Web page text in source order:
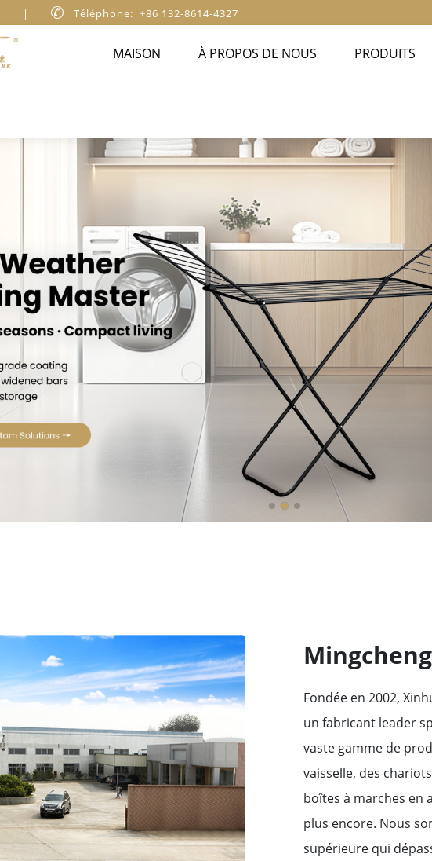
|  Téléphone: +86 132-8614-4327
MAISON À PROPOS DE NOUS PRODUITS
Fondée en 2002,
un fabricant leader
vaste gamme de
vaisselle, des
boîtes à marches en
plus encore. Nous
supérieure qui